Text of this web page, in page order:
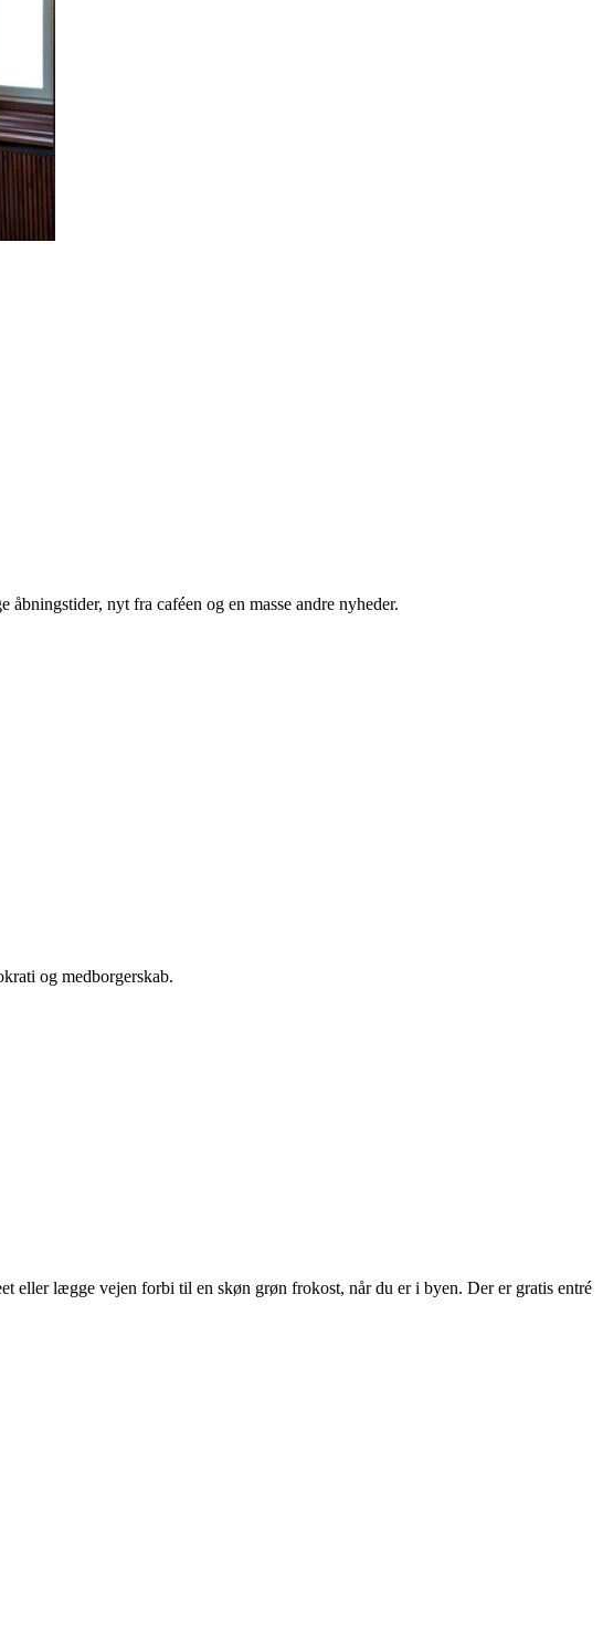
nyt fra caféen og en masse andre nyheder.
og medborgerskab.
eller lægge vejen forbi til en skøn grøn frokost, når du er i byen. Der er gratis entré